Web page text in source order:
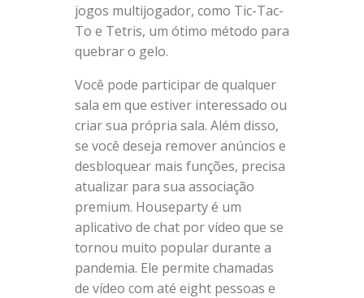
jogos multijogador, como Tic-Tac-
To e Tetris, um ótimo método para
quebrar o gelo.
Você pode participar de qualquer
sala em que estiver interessado ou
criar sua própria sala. Além disso,
se você deseja remover anúncios e
desbloquear mais funções, precisa
atualizar para sua associação
premium. Houseparty é um
aplicativo de chat por vídeo que se
tornou muito popular durante a
pandemia. Ele permite chamadas
de vídeo com até eight pessoas e